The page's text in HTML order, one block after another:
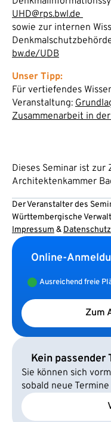
UHD@rps.bwl.de
sowie zur internen
bw.de/UDB
Unser Tipp:
Für vertiefendes
Veranstaltung:
Zusammenarbeit in
Dieses Seminar ist
Architektenkammer
Der Veranstalter des
Württembergische
Impressum &
Online-
Ausreichend freie
Zum
Kein passender
Sie können sich
sobald neue